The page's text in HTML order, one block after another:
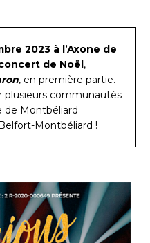
2023 à l’Axone de
de Noël,
, en première partie.
plusieurs communautés
de Montbéliard
Montbéliard !